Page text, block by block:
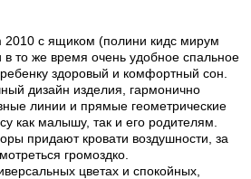
2010 c ящиком (полини кидс мирум
в то же время очень удобное спальное
здоровый и комфортный сон.
дизайн изделия, гармонично
линии и прямые геометрические
как малышу, так и его родителям.
придают кровати воздушности, за
громоздко.
цветах и спокойных,